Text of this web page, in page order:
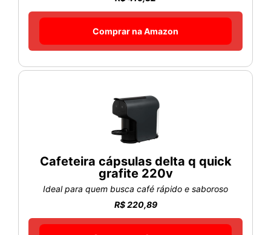
Comprar na Amazon
Cafeteira cápsulas delta q quick
grafite 220v
Ideal para quem busca café rápido e saboroso
R$ 220,89